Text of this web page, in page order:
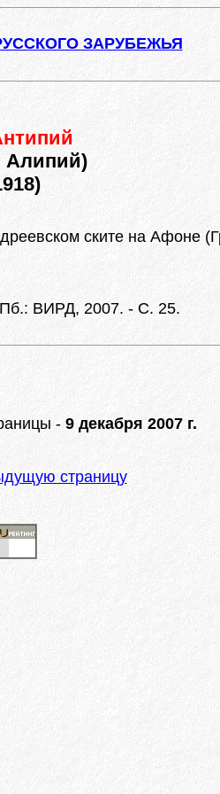
ЗАРУБЕЖЬЯ
Алипий)
ските на Афоне
ВИРД, 2007. - С. 25.
- 9 декабря 2007 г.
страницу